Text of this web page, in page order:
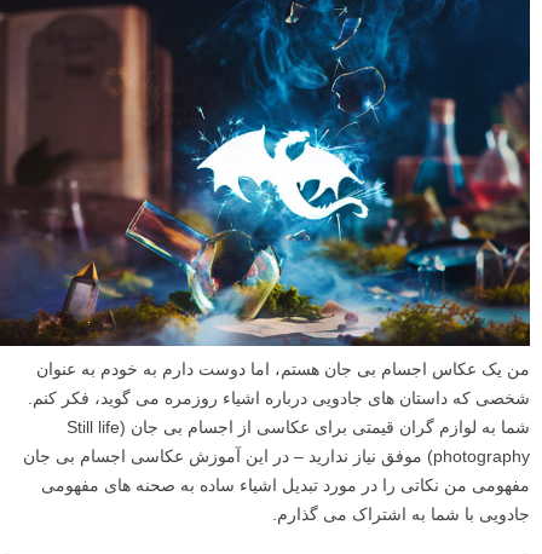
من یک عکاس اجسام بی جان هستم، اما دوست دارم به خودم به عنوان
شخصی که داستان های جادویی درباره اشیاء روزمره می گوید، فکر کنم.
شما به لوازم گران قیمتی برای عکاسی از اجسام بی جان (Still life
photography) موفق نیاز ندارید – در این آموزش عکاسی اجسام بی جان
مفهومی من نکاتی را در مورد تبدیل اشیاء ساده به صحنه های مفهومی
جادویی با شما به اشتراک می گذارم.